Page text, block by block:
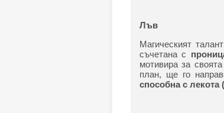
Лъв
Магическият
съчетана с
мотивира за
план, ще го
способна с лекота